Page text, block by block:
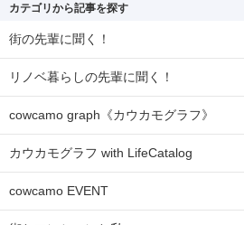
カテゴリから記事を探す
街の先輩に聞く！
リノベ暮らしの先輩に聞く！
cowcamo graph《カウカモグラフ》
カウカモグラフ with LifeCatalog
cowcamo EVENT